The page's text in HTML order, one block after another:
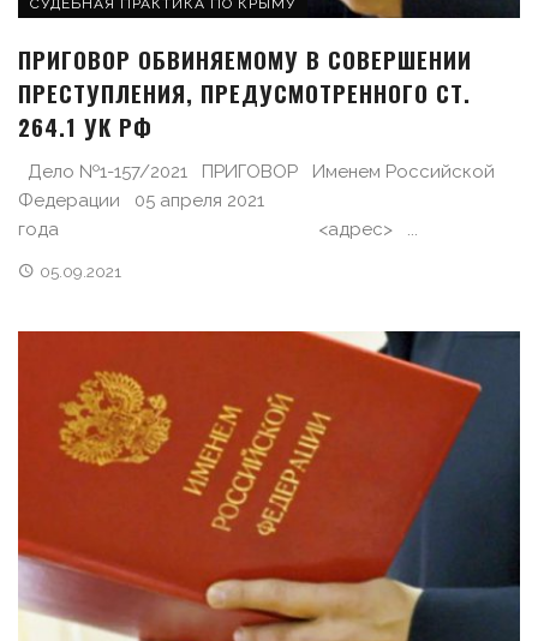
ПРИГОВОР ОБВИНЯЕМОМУ В СОВЕРШЕНИИ
ПРЕСТУПЛЕНИЯ, ПРЕДУСМОТРЕННОГО СТ.
264.1 УК РФ
Дело №1-157/2021 ПРИГОВОР Именем Российской
Федерации 05 апреля 2021
года <адрес> ...
05.09.2021